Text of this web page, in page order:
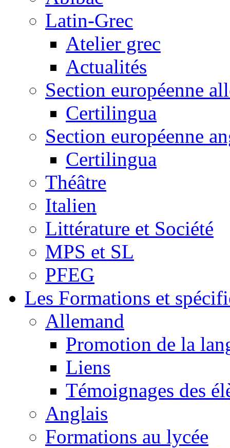
Latin-Grec
Atelier grec
Actualités
Section européenne
Certilingua
Section européenne
Certilingua
Théâtre
Italien
Littérature et Société
MPS et SL
PFEG
Les Formations et
Allemand
Promotion de la
Liens
Témoignages des
Anglais
Formations au lycée